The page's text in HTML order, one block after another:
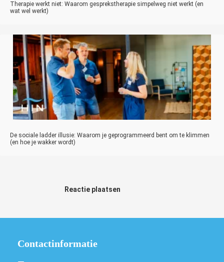
Therapie werkt niet: Waarom gesprekstherapie simpelweg niet werkt (en
wat wel werkt)
De sociale ladder illusie: Waarom je geprogrammeerd bent om te klimmen
(en hoe je wakker wordt)
Reactie plaatsen
Contactinformatie